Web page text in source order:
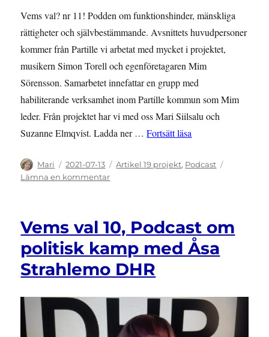
Vems val? nr 11! Podden om funktionshinder, mänskliga
rättigheter och självbestämmande. Avsnittets huvudpersoner
kommer från Partille vi arbetat med mycket i projektet,
musikern Simon Torell och egenföretagaren Mim
Sörensson. Samarbetet innefattar en grupp med
habiliterande verksamhet inom Partille kommun som Mim
leder. Från projektet har vi med oss Mari Siilsalu och
Suzanne Elmqvist. Ladda ner …Fortsätt läsa
Författare
Mari
Publicerat
den
2021-07-13 Kategorier
Artikel 19 projekt, Podcast
Lämna en kommentartill
Podcast
om
självbestämmande
och
NPF
Simon
Vems val 10, Podcast om
politisk kamp med Åsa
Strahlemo DHR